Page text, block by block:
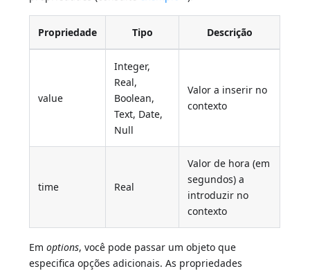
Propriedade Tipo Descrição
value
Integer,
Real,
Boolean,
Text, Date,
Null
Valor a inserir no
contexto
time Real
Valor de hora (em
segundos) a
introduzir no
contexto
Emoptions, você pode passar um objeto que
especifica opções adicionais. As propriedades